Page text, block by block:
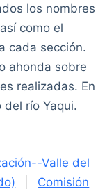
los nombres
como el
cada sección.
ahonda sobre
En
río Yaqui.
Valle del
Comisión